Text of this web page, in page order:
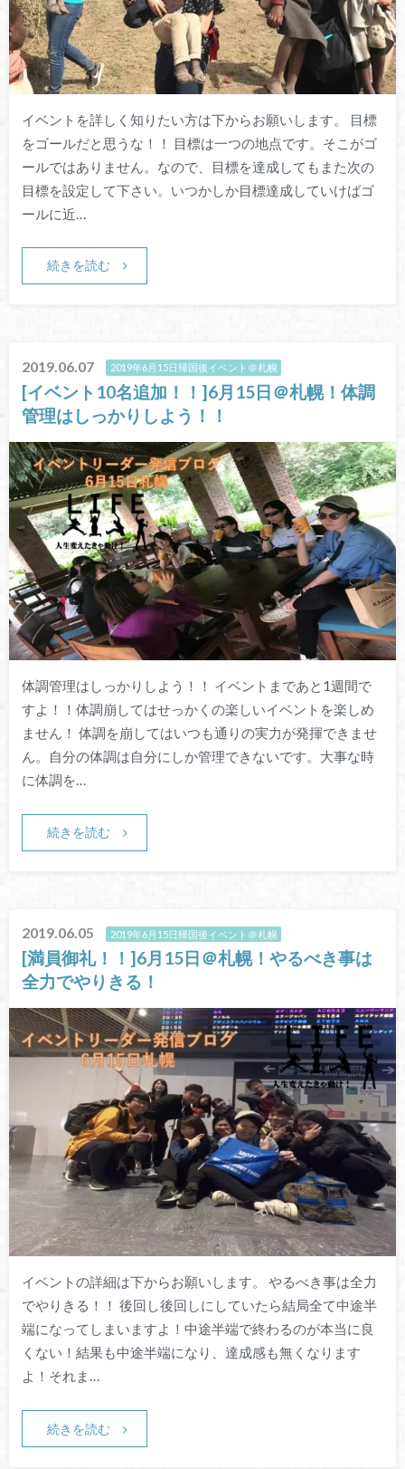
イベントを詳しく知りたい方は下からお願いします。 目標
をゴールだと思うな！！ 目標は一つの地点です。そこがゴ
ールではありません。なので、目標を達成してもまた次の
目標を設定して下さい。いつかしか目標達成していけばゴ
ールに近…
続きを読む
2019.06.07 2019年6月15日帰国後イベント＠札幌
[イベント10名追加！！]6月15日＠札幌！体調
管理はしっかりしよう！！
体調管理はしっかりしよう！！ イベントまであと1週間で
すよ！！体調崩してはせっかくの楽しいイベントを楽しめ
ません！ 体調を崩してはいつも通りの実力が発揮できませ
ん。自分の体調は自分にしか管理できないです。大事な時
に体調を…
続きを読む
2019.06.05 2019年6月15日帰国後イベント＠札幌
[満員御礼！！]6月15日＠札幌！やるべき事は
全力でやりきる！
イベントの詳細は下からお願いします。 やるべき事は全力
でやりきる！！ 後回し後回しにしていたら結局全て中途半
端になってしまいますよ！中途半端で終わるのが本当に良
くない！結果も中途半端になり、達成感も無くなります
よ！それま…
続きを読む